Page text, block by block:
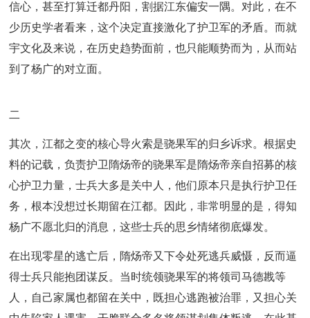
信心，甚至打算迁都丹阳，割据江东偏安一隅。对此，在不
少历史学者看来，这个决定直接激化了护卫军的矛盾。而就
宇文化及来说，在历史趋势面前，也只能顺势而为，从而站
到了杨广的对立面。
二
其次，江都之变的核心导火索是骁果军的归乡诉求。根据史
料的记载，负责护卫隋炀帝的骁果军是隋炀帝亲自招募的核
心护卫力量，士兵大多是关中人，他们原本只是执行护卫任
务，根本没想过长期留在江都。因此，非常明显的是，得知
杨广不愿北归的消息，这些士兵的思乡情绪彻底爆发。
在出现零星的逃亡后，隋炀帝又下令处死逃兵威慑，反而逼
得士兵只能抱团谋反。当时统领骁果军的将领司马德戡等
人，自己家属也都留在关中，既担心逃跑被治罪，又担心关